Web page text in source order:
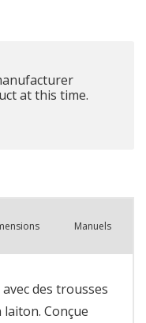
at this time.
Manuels
des trousses
Conçue